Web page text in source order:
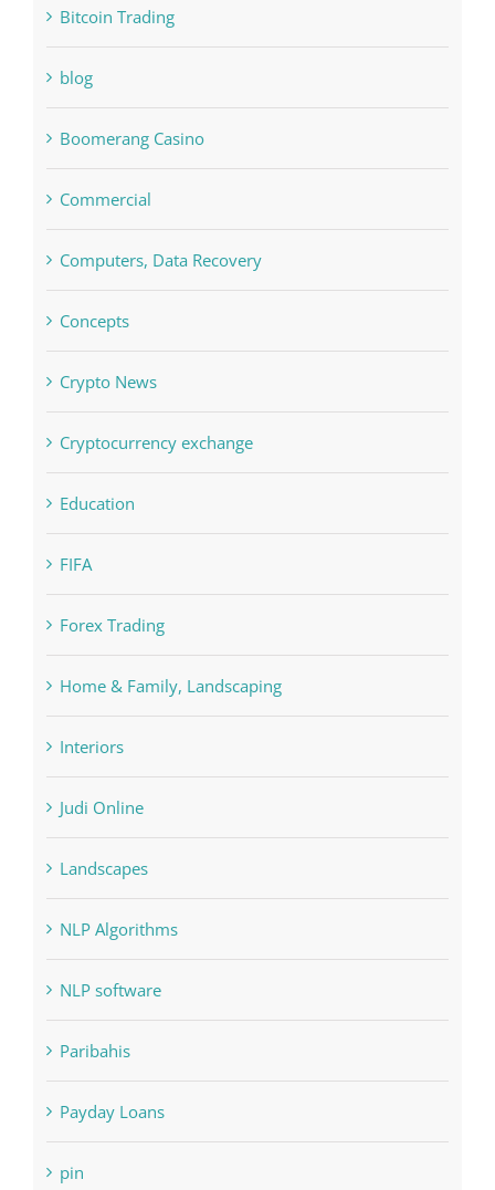
Bitcoin Trading
blog
Boomerang Casino
Commercial
Computers, Data Recovery
Concepts
Crypto News
Cryptocurrency exchange
Education
FIFA
Forex Trading
Home & Family, Landscaping
Interiors
Judi Online
Landscapes
NLP Algorithms
NLP software
Paribahis
Payday Loans
pin